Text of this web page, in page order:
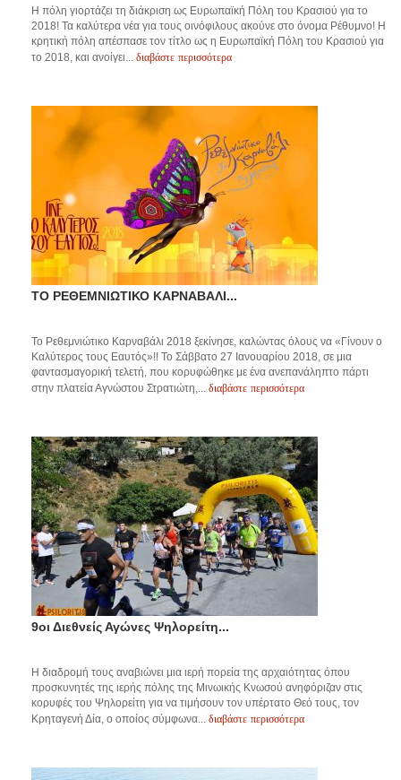
Η πόλη γιορτάζει τη διάκριση ως Ευρωπαϊκή Πόλη του Κρασιού για το
2018! Τα καλύτερα νέα για τους οινόφιλους ακούνε στο όνομα Ρέθυμνο! Η
κρητική πόλη απέσπασε τον τίτλο ως η Ευρωπαϊκή Πόλη του Κρασιού για
το 2018, και ανοίγει... διαβάστε περισσότερα
ΤΟ ΡΕΘΕΜΝΙΩΤΙΚΟ ΚΑΡΝΑΒΑΛΙ...
Το Ρεθεμνιώτικο Καρναβάλι 2018 ξεκίνησε, καλώντας όλους να «Γίνουν ο
Καλύτερος τους Εαυτός»!! Το Σάββατο 27 Ιανουαρίου 2018, σε μια
φαντασμαγορική τελετή, που κορυφώθηκε με ένα ανεπανάληπτο πάρτι
στην πλατεία Αγνώστου Στρατιώτη,... διαβάστε περισσότερα
9οι Διεθνείς Αγώνες Ψηλορείτη...
Η διαδρομή τους αναβιώνει μια ιερή πορεία της αρχαιότητας όπου
προσκυνητές της ιερής πόλης της Μινωικής Κνωσού ανηφόριζαν στις
κορυφές του Ψηλορείτη για να τιμήσουν τον υπέρτατο Θεό τους, τον
Κρηταγενή Δία, ο οποίος σύμφωνα... διαβάστε περισσότερα